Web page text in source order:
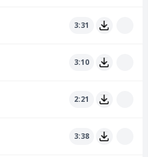
3:31
3:10
2:21
3:38